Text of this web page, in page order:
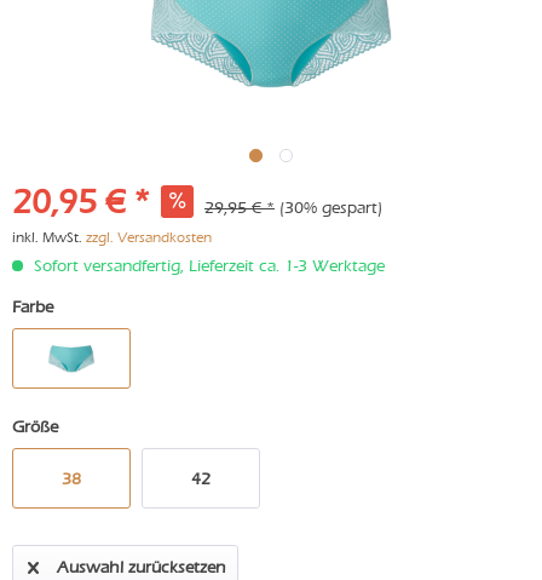
20,95 € * 29,95 € * (30% gespart)
inkl. MwSt. zzgl. Versandkosten
Sofort versandfertig, Lieferzeit ca. 1-3 Werktage
Farbe
Größe
38 42
Auswahl zurücksetzen